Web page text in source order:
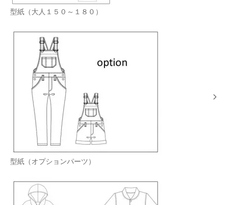
型紙（大人１５０～１８０）
型紙（オプションパーツ）